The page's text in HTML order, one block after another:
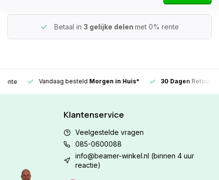
Betaal in 3 gelijke delen met 0% rente
Vandaag besteldMorgen in Huis* 30 DagenRetour*
Klantenservice
Veelgestelde vragen
085-0600088
info@beamer-winkel.nl (binnen 4 uur
reactie)